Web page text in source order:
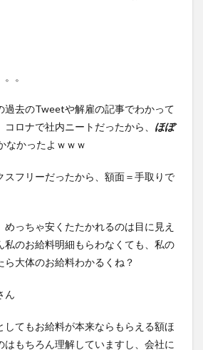
。
過去のTweetや解雇の記事でわかって
ロナで社内ニートだったから、 ほぼ
なかったよｗｗｗ
スフリーだったから、額面＝手取りで
めっちゃ安くたたかれるのは目に見え
私のお給料明細もらわなくても、私の
大体のお給料わかるくね？
ん
してもお給料が本来ならもらえる額ほ
はもちろん理解していますし、会社に